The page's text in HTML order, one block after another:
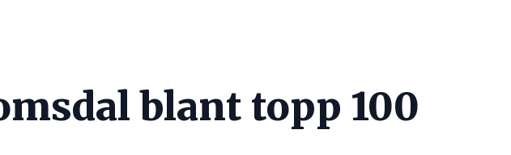
blant topp 100